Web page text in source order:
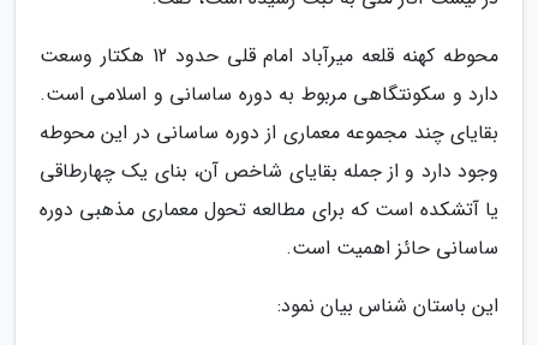
محوطه کهنه قلعه میرآباد امام قلی حدود 12 هکتار وسعت
دارد و سکونتگاهی مربوط به دوره ساسانی و اسلامی است.
بقایای چند مجموعه معماری از دوره ساسانی در این محوطه
وجود دارد و از جمله بقایای شاخص آن، بنای یک چهارطاقی
یا آتشکده است که برای مطالعه تحول معماری مذهبی دوره
ساسانی حائز اهمیت است.
این باستان شناس بیان نمود: